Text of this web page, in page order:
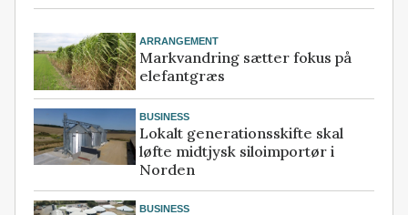
ARRANGEMENT
Markvandring sætter fokus på
elefantgræs
BUSINESS
Lokalt generationsskifte skal
løfte midtjysk siloimportør i
Norden
BUSINESS